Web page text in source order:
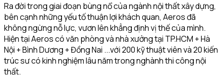
Ra đời trong giai đoạn bùng nổ của ngành nội thất xây dựng,
bên cạnh những yếu tố thuận lợi khách quan, Aeros đã
không ngừng nỗ lực, vươn lên khẳng định vị thế của mình.
Hiện tại Aeros có văn phòng và nhà xưởng tại TP.HCM + Hà
Nội + Bình Dương + Đồng Nai ...với 200 kỹ thuật viên và 20 kiến
trúc sư có kinh nghiệm lâu năm trong nghành thi công nội
thất.